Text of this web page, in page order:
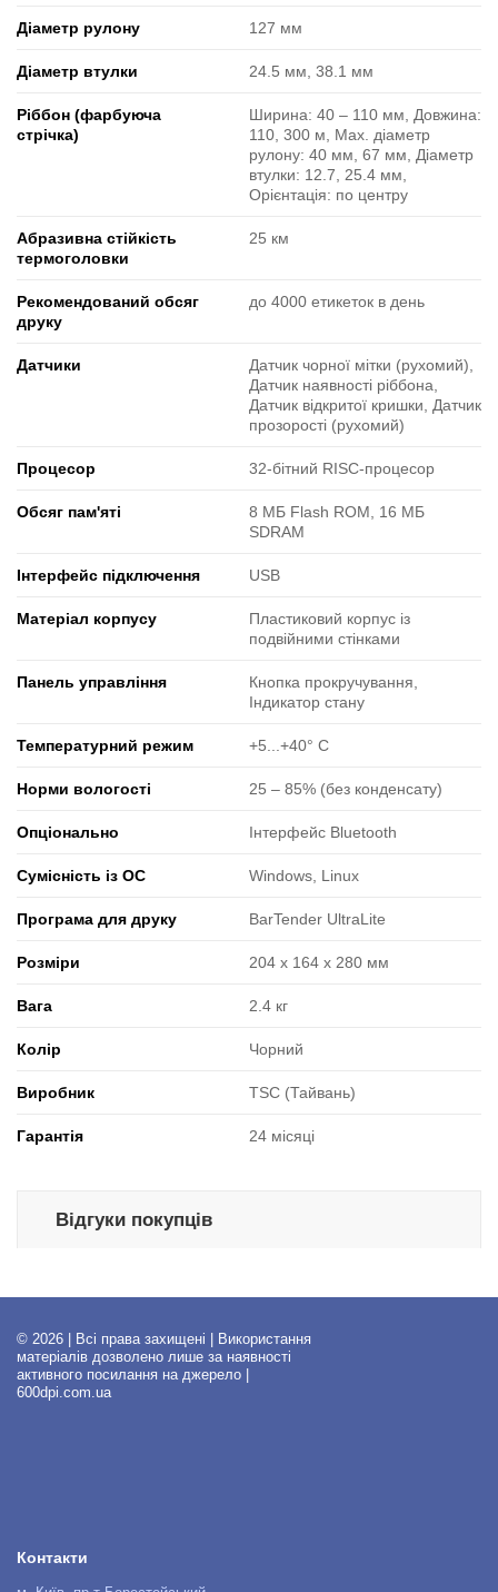
Діаметр рулону 127 мм
Діаметр втулки 24.5 мм, 38.1 мм
Ріббон (фарбуюча
стрічка)
Ширина: 40 ‒ 110 мм, Довжина:
110, 300 м, Max. діаметр
рулону: 40 мм, 67 мм, Діаметр
втулки: 12.7, 25.4 мм,
Орієнтація: по центру
Абразивна стійкість
термоголовки
25 км
Рекомендований обсяг
друку
до 4000 етикеток в день
Датчики
Датчик чорної мітки (рухомий),
Датчик наявності ріббона,
Датчик відкритої кришки, Датчик
прозорості (рухомий)
Процесор 32-бітний RISC-процесор
Обсяг пам'яті
8 МБ Flash ROM, 16 МБ
SDRAM
Інтерфейс підключення USB
Матеріал корпусу
Пластиковий корпус із
подвійними стінками
Панель управління
Кнопка прокручування,
Індикатор стану
Температурний режим +5...+40° C
Норми вологості 25 ‒ 85% (без конденсату)
Опціонально Інтерфейс Bluetooth
Сумісність із ОС Windows, Linux
Програма для друку BarTender UltraLite
Розміри 204 x 164 x 280 мм
Вага 2.4 кг
Колір Чорний
Виробник TSC (Тайвань)
Гарантія 24 місяці
Відгуки покупців
© 2026 | Всі права захищені | Використання
матеріалів дозволено лише за наявності
активного посилання на джерело |
600dpi.com.ua
Контакти